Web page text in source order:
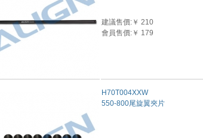
建議售價:￥ 210
會員售價:￥ 179
H70T004XXW
550-800尾旋翼夾片